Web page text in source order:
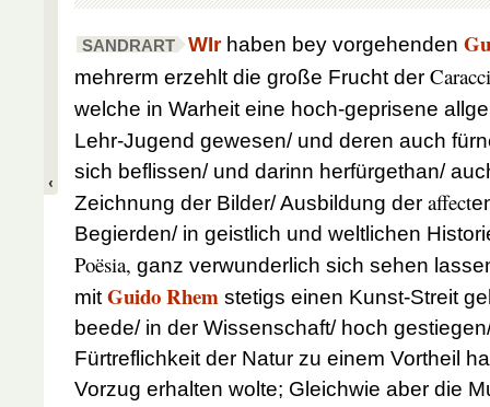
SANDRART WIrhaben bey vorgehenden
mehrerm erzehlt die große Frucht der Caracci
welche in Warheit eine hoch-geprisene
Lehr-Jugend gewesen/ und deren auch
sich beflissen/ und darinn herfürgethan/
Zeichnung der Bilder/ Ausbildung der affect
Begierden/ in geistlich und weltlichen
Poësia, ganz verwunderlich sich sehen
mitGuido Rhem stetigs einen Kunst-Streit
beede/ in der Wissenschaft/ hoch
Fürtreflichkeit der Natur zu einem Vortheil
Vorzug erhalten wolte; Gleichwie aber die